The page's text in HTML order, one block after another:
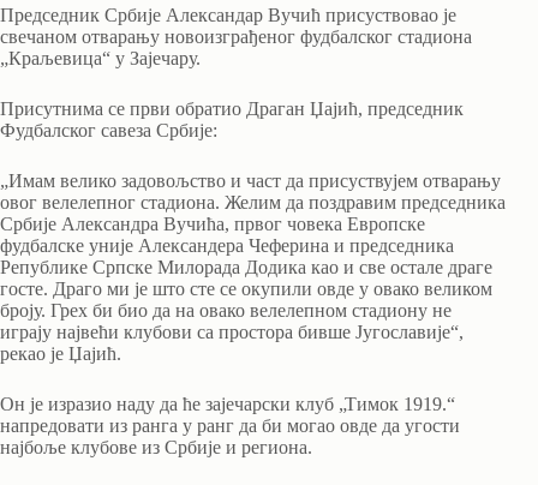
Председник Србије Александар Вучић присуствовао је
свечаном отварању новоизграђеног фудбалског стадиона
„Краљевица“ у Зајечару.
Присутнима се први обратио Драган Џајић, председник
Фудбалског савеза Србије:
„Имам велико задовољство и част да присуствујем отварању
овог велелепног стадиона. Желим да поздравим председника
Србије Александра Вучића, првог човека Европске
фудбалске уније Александера Чеферина и председника
Републике Српске Милорада Додика као и све остале драге
госте. Драго ми је што сте се окупили овде у овако великом
броју. Грех би био да на овако велелепном стадиону не
играју највећи клубови са простора бивше Југославије“,
рекао је Џајић.
Он је изразио наду да ће зајечарски клуб „Тимок 1919.“
напредовати из ранга у ранг да би могао овде да угости
најбоље клубове из Србије и региона.